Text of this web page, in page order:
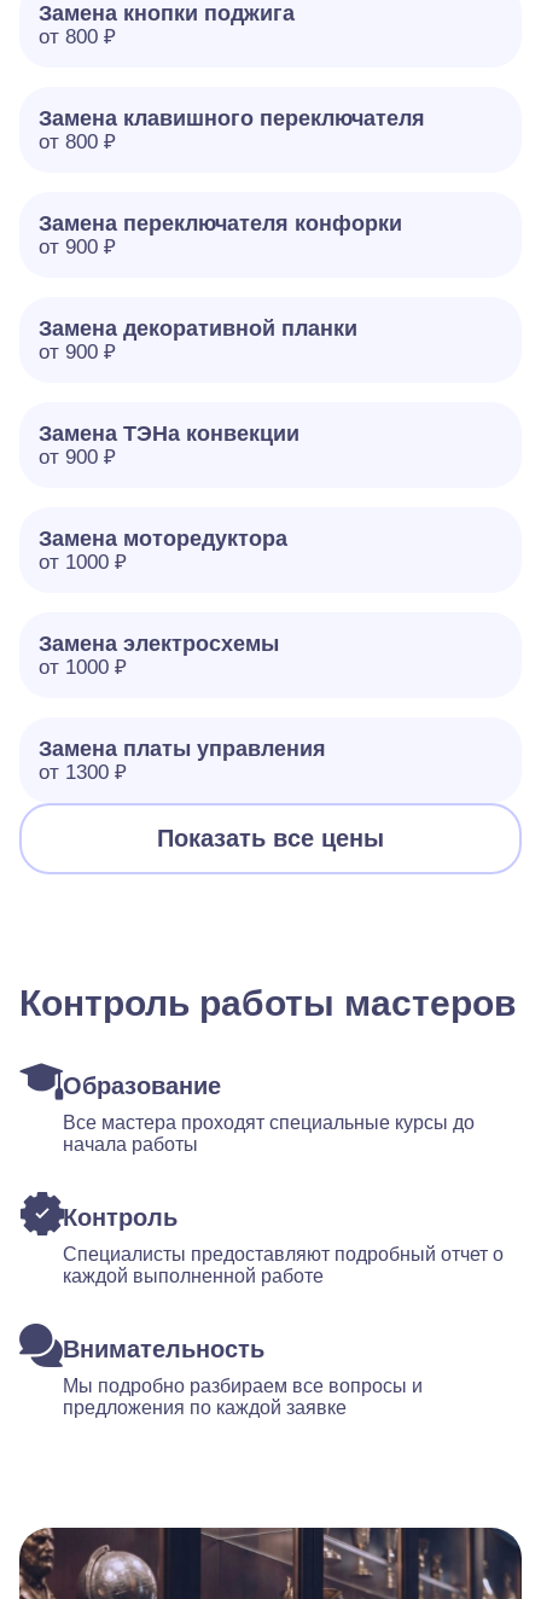
Замена кнопки поджига
от 800 ₽
Замена клавишного переключателя
от 800 ₽
Замена переключателя конфорки
от 900 ₽
Замена декоративной планки
от 900 ₽
Замена ТЭНа конвекции
от 900 ₽
Замена моторедуктора
от 1000 ₽
Замена электросхемы
от 1000 ₽
Замена платы управления
от 1300 ₽
Показать все цены
Контроль работы мастеров
Образование
Все мастера проходят специальные курсы до
начала работы
Контроль
Специалисты предоставляют подробный отчет о
каждой выполненной работе
Внимательность
Мы подробно разбираем все вопросы и
предложения по каждой заявке